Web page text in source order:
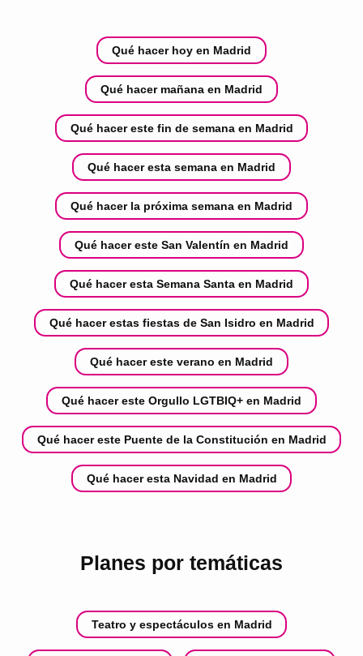
Qué hacer hoy en Madrid
Qué hacer mañana en Madrid
Qué hacer este fin de semana en Madrid
Qué hacer esta semana en Madrid
Qué hacer la próxima semana en Madrid
Qué hacer este San Valentín en Madrid
Qué hacer esta Semana Santa en Madrid
Qué hacer estas fiestas de San Isidro en Madrid
Qué hacer este verano en Madrid
Qué hacer este Orgullo LGTBIQ+ en Madrid
Qué hacer este Puente de la Constitución en Madrid
Qué hacer esta Navidad en Madrid
Planes por temáticas
Teatro y espectáculos en Madrid